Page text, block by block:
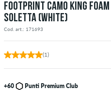
FOOTPRINT CAMO KING
SOLETTA (WHITE)
Cod. art.: 171693
(1)
+60 Punti Premium Club